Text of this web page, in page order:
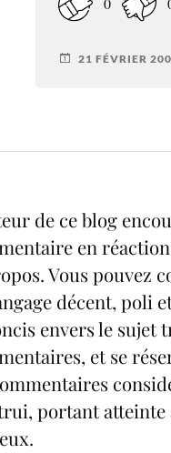
21 FÉVRIER
de ce blog
en
Vous pouvez
décent, poli
envers le sujet
et se
portant atteinte